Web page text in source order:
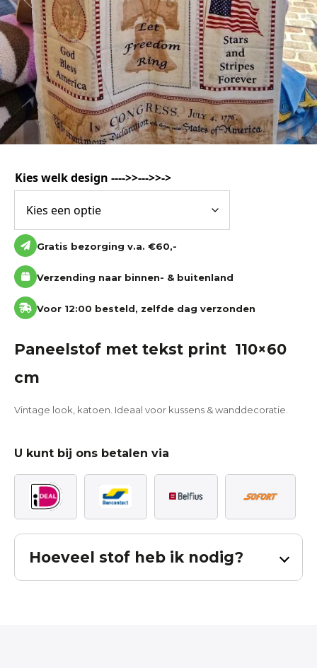
Kies welk design ---->>--->>->
Gratis bezorging v.a. €60,-
Verzending naar binnen- & buitenland
Voor 12:00 besteld, zelfde dag verzonden
Paneelstof met tekst print 110×60
cm
Vintage look, katoen. Ideaal voor kussens & wanddecoratie.
U kunt bij ons betalen via
Hoeveel stof heb ik nodig?